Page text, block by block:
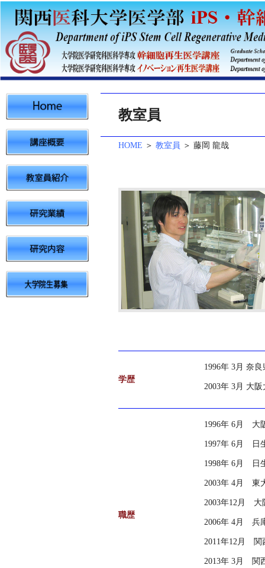
教室員
HOME ＞ 教室員 ＞ 藤岡 龍哉
学歴
1996年 3月 奈
2003年 3月 大
職歴
1996年 6月 大
1997年 6月 日
1998年 6月 日
2003年 4月 東
2003年12月 大
2006年 4月 兵
2011年12月 関
2013年 3月 関